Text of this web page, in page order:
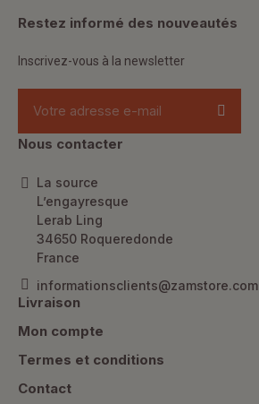
Restez informé des nouveautés
Inscrivez-vous à la newsletter
Nous contacter
La source
L’engayresque
Lerab Ling
34650 Roqueredonde
France
informationsclients@zamstore.com
Livraison
Mon compte
Termes et conditions
Contact